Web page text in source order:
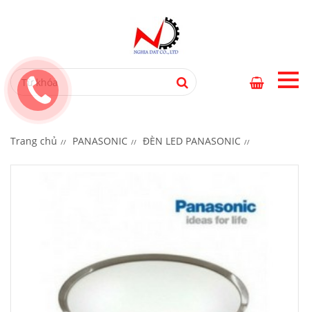
Trang chủ PANASONIC ĐÈN LED PANASONIC